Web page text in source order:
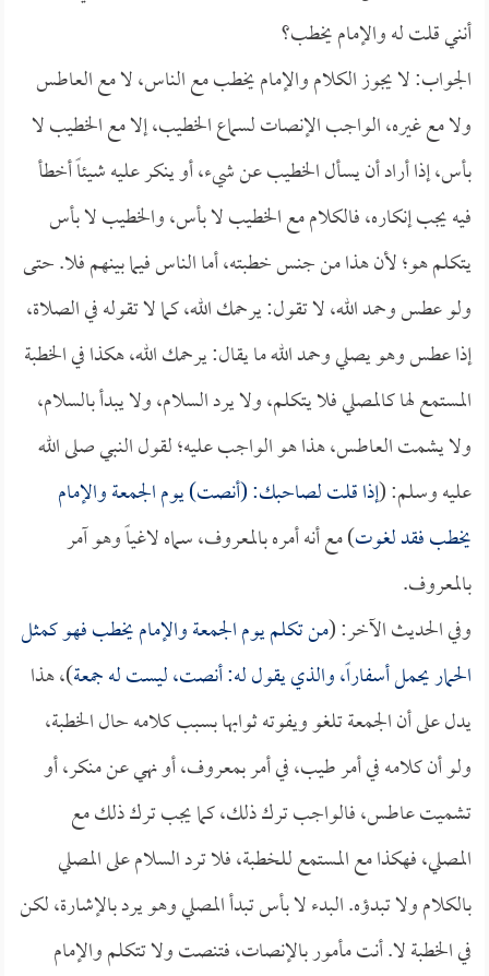
أنني قلت له والإمام يخطب؟
الجواب: لا يجوز الكلام والإمام يخطب مع الناس، لا مع العاطس
ولا مع غيره، الواجب الإنصات لسماع الخطيب، إلا مع الخطيب لا
بأس، إذا أراد أن يسأل الخطيب عن شيء، أو ينكر عليه شيئاً أخطأ
فيه يجب إنكاره، فالكلام مع الخطيب لا بأس، والخطيب لا بأس
يتكلم هو؛ لأن هذا من جنس خطبته، أما الناس فيما بينهم فلا. حتى
ولو عطس وحمد الله، لا تقول: يرحمك الله، كما لا تقوله في الصلاة،
إذا عطس وهو يصلي وحمد الله ما يقال: يرحمك الله، هكذا في الخطبة
المستمع لها كالمصلي فلا يتكلم، ولا يرد السلام، ولا يبدأ بالسلام،
ولا يشمت العاطس، هذا هو الواجب عليه؛ لقول النبي صلى الله
عليه وسلم: (إذا قلت لصاحبك: (أنصت) يوم الجمعة والإمام
يخطب فقد لغوت) مع أنه أمره بالمعروف، سماه لاغياً وهو آمر
بالمعروف.
وفي الحديث الآخر: (من تكلم يوم الجمعة والإمام يخطب فهو كمثل
الحمار يحمل أسفاراً، والذي يقول له: أنصت، ليست له جمعة)، هذا
يدل على أن الجمعة تلغو ويفوته ثوابها بسبب كلامه حال الخطبة،
ولو أن كلامه في أمر طيب، في أمر بمعروف، أو نهي عن منكر، أو
تشميت عاطس، فالواجب ترك ذلك، كما يجب ترك ذلك مع
المصلي، فهكذا مع المستمع للخطبة، فلا ترد السلام على المصلي
بالكلام ولا تبدؤه. البدء لا بأس تبدأ المصلي وهو يرد بالإشارة، لكن
في الخطبة لا. أنت مأمور بالإنصات، فتنصت ولا تتكلم والإمام